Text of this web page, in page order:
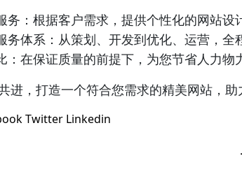
务：根据客户需求，提供个性化的网站设
务体系：从策划、开发到优化、运营，全
：在保证质量的前提下，为您节省人力物
进，打造一个符合您需求的精美网站，助
Twitter Linkedin